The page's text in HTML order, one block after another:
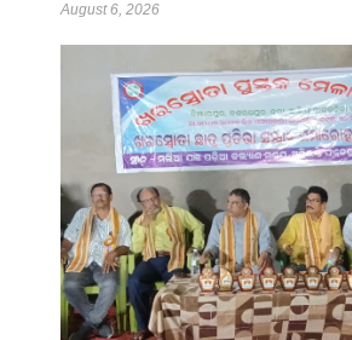
August 6, 2026